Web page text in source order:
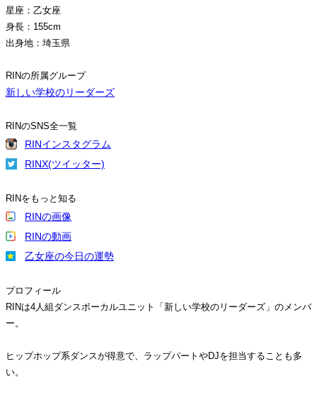
星座：乙女座
身長：155cm
出身地：埼玉県
RINの所属グループ
新しい学校のリーダーズ
RINのSNS全一覧
RINインスタグラム
RINX(ツイッター)
RINをもっと知る
RINの画像
RINの動画
乙女座の今日の運勢
プロフィール
RINは4人組ダンスボーカルユニット「新しい学校のリーダーズ」のメンバ
ー。
ヒップホップ系ダンスが得意で、ラップパートやDJを担当することも多
い。